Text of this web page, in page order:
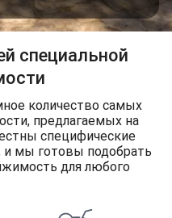
специальной
количество самых
предлагаемых на
специфические
и мы готовы подобрать
для любого